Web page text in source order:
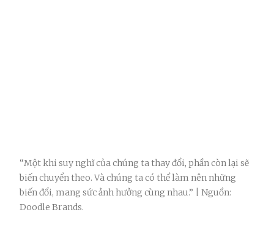
“Một khi suy nghĩ của chúng ta thay đổi, phần còn lại sẽ
biến chuyển theo. Và chúng ta có thể làm nên những
biến đổi, mang sức ảnh hưởng cùng nhau.” | Nguồn:
Doodle Brands.